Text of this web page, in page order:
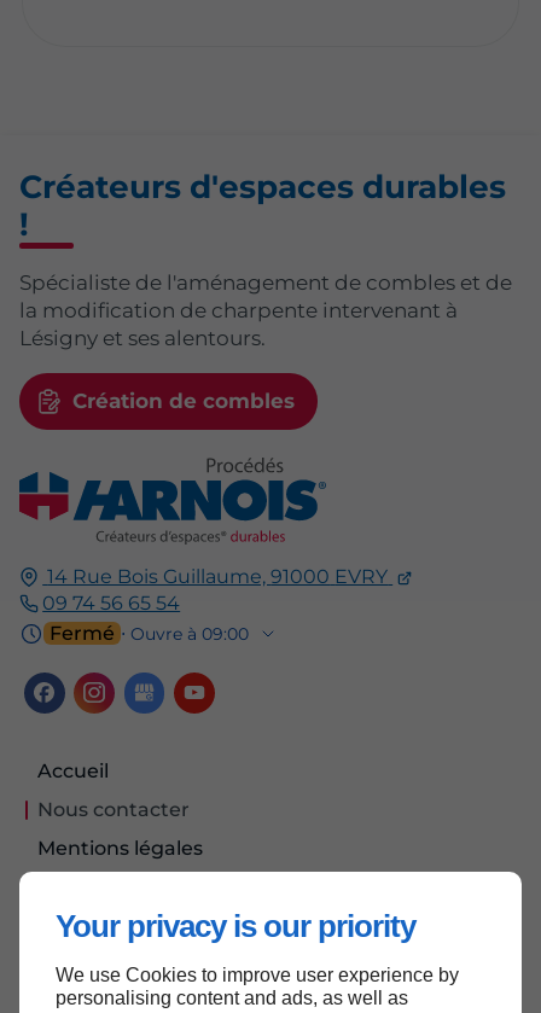
Your privacy is our priority
We use Cookies to improve user experience by
personalising content and ads, as well as
14 Rue Bois Guillaume,91000 EVRY
09 74 56 65 54
Fermé ⋅ Ouvre à 09:00
Accueil
Nous contacter
Mentions légales
Créateurs d'espaces durables
!
Spécialiste de l'aménagement de combles et de
la modification de charpente intervenant à
Lésigny et ses alentours.
Création de combles
Haut de page